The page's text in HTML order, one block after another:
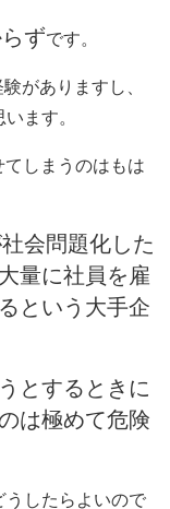
ずです。
がありますし、
ます。
しまうのはもは
会問題化した
量に社員を雇
という大手企
とするときに
は極めて危険
うしたらよいので